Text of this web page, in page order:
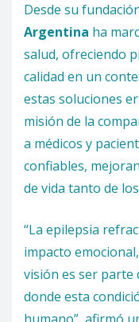
Desde su
Argentina ha
salud, ofreciendo
calidad en un
estas soluciones
misión de la
a médicos y
confiables,
de vida tanto de
“La epilepsia
impacto
visión es ser parte
donde esta